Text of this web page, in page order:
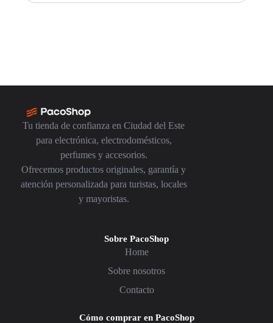
Tu tienda de confianza en Ciudad del Este
para electrónica, electrodomésticos,
perfumes y accesorios.
Ofrecemos productos originales, garantía y
atención personalizada para turistas, locales
y mayoristas.
Sobre PacoShop
Home
Sobre nosotros
Contacto
Cómo comprar en PacoShop